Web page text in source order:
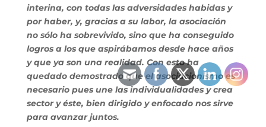
interina, con todas las adversidades habidas y
por haber, y, gracias a su labor, la asociación
no sólo ha sobrevivido, sino que ha conseguido
logros a los que aspirábamos desde hace años
y que ya son una realidad. Con esto ha
quedado demostrado que el asociacionismo es
necesario pues une las individualidades y crea
sector y éste, bien dirigido y enfocado nos sirve
para avanzar juntos.